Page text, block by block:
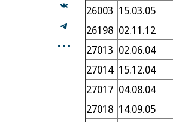
...
26003 15.03.05
26198 02.11.12
27013 02.06.04
27014 15.12.04
27017 04.08.04
27018 14.09.05